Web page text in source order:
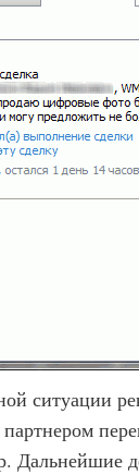
ситуации
Дальнейшие